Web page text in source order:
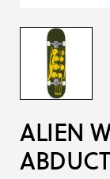
ALIEN